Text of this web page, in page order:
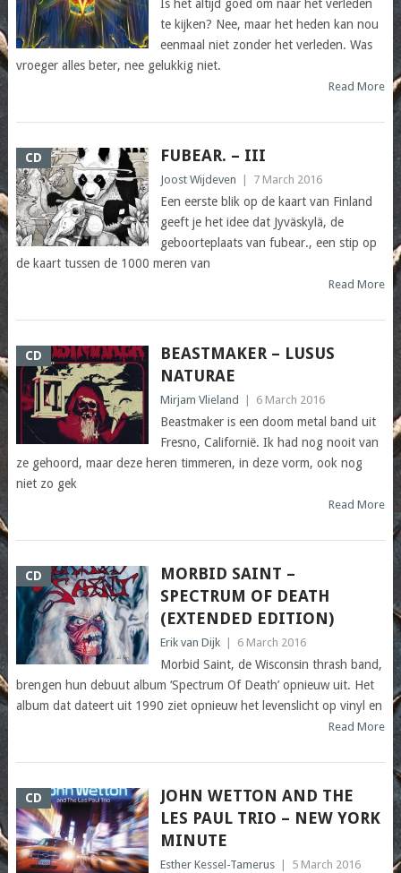
Is het altijd goed om naar het verleden
te kijken? Nee, maar het heden kan nou
eenmaal niet zonder het verleden. Was
vroeger alles beter, nee gelukkig niet.
Read More
CD FUBEAR. – III
Joost Wijdeven 7 March 2016
Een eerste blik op de kaart van Finland
geeft je het idee dat Jyväskylä, de
geboorteplaats van fubear., een stip op
de kaart tussen de 1000 meren van
Read More
CD
BEASTMAKER – LUSUS
NATURAE
Mirjam Vlieland 6 March 2016
Beastmaker is een doom metal band uit
Fresno, Californië. Ik had nog nooit van
ze gehoord, maar deze heren timmeren, in deze vorm, ook nog
niet zo gek
Read More
CD
MORBID SAINT –
SPECTRUM OF DEATH
(EXTENDED EDITION)
Erik van Dijk 6 March 2016
Morbid Saint, de Wisconsin thrash band,
brengen hun debuut album ‘Spectrum Of Death’ opnieuw uit. Het
album dat dateert uit 1990 ziet opnieuw het levenslicht op vinyl en
Read More
CD
JOHN WETTON AND THE
LES PAUL TRIO – NEW YORK
MINUTE
Esther Kessel-Tamerus 5 March 2016